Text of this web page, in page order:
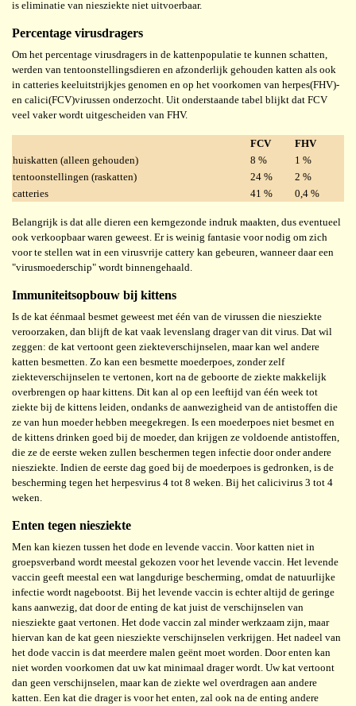
is eliminatie van niesziekte niet uitvoerbaar.
Percentage virusdragers
Om het percentage virusdragers in de kattenpopulatie te kunnen schatten,
werden van tentoonstellingsdieren en afzonderlijk gehouden katten als ook
in catteries keeluitstrijkjes genomen en op het voorkomen van herpes(FHV)-
en calici(FCV)virussen onderzocht. Uit onderstaande tabel blijkt dat FCV
veel vaker wordt uitgescheiden van FHV.
FCV
FHV
huiskatten (alleen gehouden)
8 %
1 %
tentoonstellingen (raskatten)
24 %
2 %
catteries
41 % 0,4 %
Belangrijk is dat alle dieren een kerngezonde indruk maakten, dus eventueel
ook verkoopbaar waren geweest. Er is weinig fantasie voor nodig om zich
voor te stellen wat in een virusvrije cattery kan gebeuren, wanneer daar een
"virusmoederschip" wordt binnengehaald.
Immuniteitsopbouw bij kittens
Is de kat éénmaal besmet geweest met één van de virussen die niesziekte
veroorzaken, dan blijft de kat vaak levenslang drager van dit virus. Dat wil
zeggen: de kat vertoont geen ziekteverschijnselen, maar kan wel andere
katten besmetten. Zo kan een besmette moederpoes, zonder zelf
ziekteverschijnselen te vertonen, kort na de geboorte de ziekte makkelijk
overbrengen op haar kittens. Dit kan al op een leeftijd van één week tot
ziekte bij de kittens leiden, ondanks de aanwezigheid van de antistoffen die
ze van hun moeder hebben meegekregen. Is een moederpoes niet besmet en
de kittens drinken goed bij de moeder, dan krijgen ze voldoende antistoffen,
die ze de eerste weken zullen beschermen tegen infectie door onder andere
niesziekte. Indien de eerste dag goed bij de moederpoes is gedronken, is de
bescherming tegen het herpesvirus 4 tot 8 weken. Bij het calicivirus 3 tot 4
weken.
Enten tegen niesziekte
Men kan kiezen tussen het dode en levende vaccin. Voor katten niet in
groepsverband wordt meestal gekozen voor het levende vaccin. Het levende
vaccin geeft meestal een wat langdurige bescherming, omdat de natuurlijke
infectie wordt nagebootst. Bij het levende vaccin is echter altijd de geringe
kans aanwezig, dat door de enting de kat juist de verschijnselen van
niesziekte gaat vertonen. Het dode vaccin zal minder werkzaam zijn, maar
hiervan kan de kat geen niesziekte verschijnselen verkrijgen. Het nadeel van
het dode vaccin is dat meerdere malen geënt moet worden. Door enten kan
niet worden voorkomen dat uw kat minimaal drager wordt. Uw kat vertoont
dan geen verschijnselen, maar kan de ziekte wel overdragen aan andere
katten. Een kat die drager is voor het enten, zal ook na de enting andere